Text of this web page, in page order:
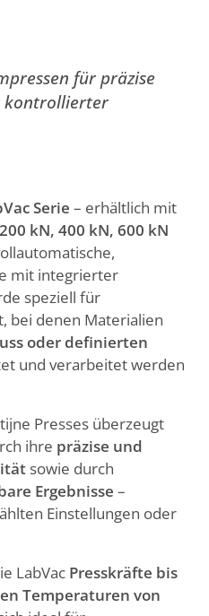
für präzise
kontrollierter
Serie – erhältlich mit
kN, 400 kN, 600 kN
mit integrierter
speziell für
bei denen Materialien
oder definierten
und verarbeitet werden
Presses überzeugt
ihre präzise und
sowie durch
Ergebnisse –
Einstellungen oder
LabVac Presskräfte bis
Temperaturen von